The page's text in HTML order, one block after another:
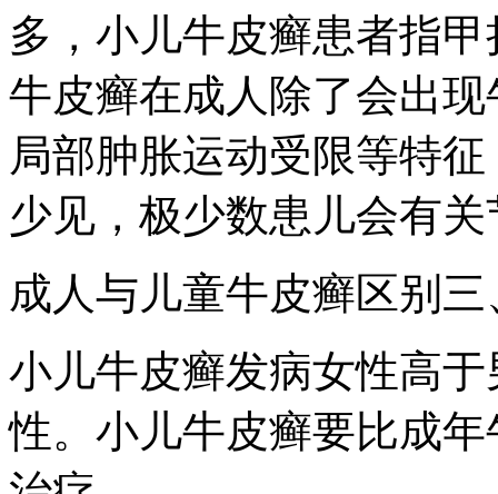
多，小儿牛皮癣患者指
牛皮癣在成人除了会出
局部肿胀运动受限等特
少见，极少数患儿会有
成人与儿童牛皮癣区别
小儿牛皮癣发病女性高
性。小儿牛皮癣要比成